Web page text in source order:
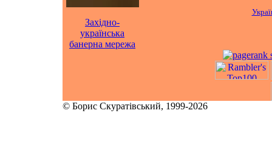
Західно-
українська
банерна мережа
© Борис Скуратівський, 1999-2026